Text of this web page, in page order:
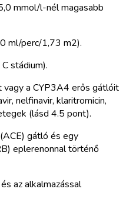
mmol/l-nél magasabb
ml/perc/1,73 m2).
stádium).
vagy a CYP3A4 erős gátlóit
nelfinavir, klaritromicin,
(lásd 4.5 pont).
gátló és egy
eplerenonnal történő
az alkalmazással